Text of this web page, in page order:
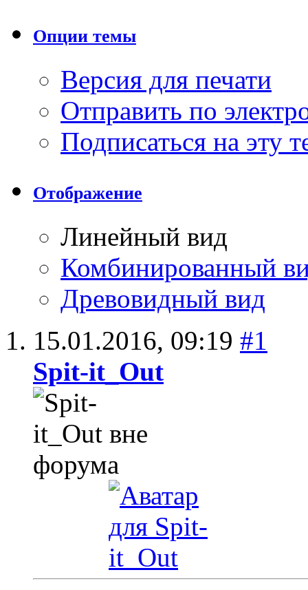
Опции темы
Версия для печати
Отправить по
Подписаться на эту
Отображение
Линейный вид
Комбинированный
Древовидный вид
15.01.2016, 09:19 #1
Spit-it_Out